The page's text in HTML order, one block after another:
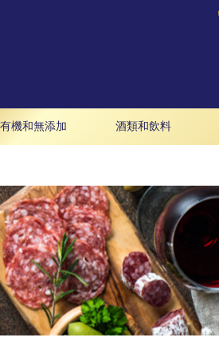
有機和無添加 酒類和飲料